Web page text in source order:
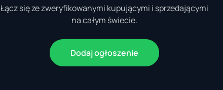
Łącz się ze zweryfikowanymi kupującymi i sprzedającymi
na całym świecie.
Dodaj ogłoszenie